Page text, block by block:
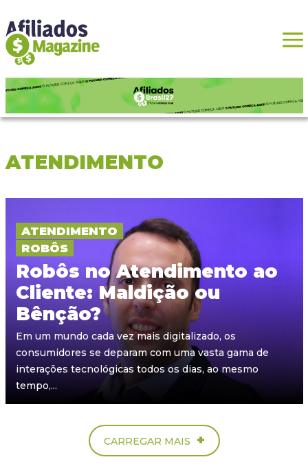
ATENDIMENTO
ATENDIMENTO
ROBÔS
Robôs no Atendimento ao
Cliente: Maldição ou
Bênção?
Em um mundo cada vez mais digitalizado, os
consumidores se deparam com uma vasta gama de
interações tecnológicas todos os dias, ao mesmo
tempo,...
CARREGAR MAIS +